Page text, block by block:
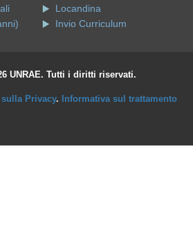
Locandina
Invio Curriculum
UNRAE. Tutti i diritti riservati.
Privacy. Informativa sul trattamento